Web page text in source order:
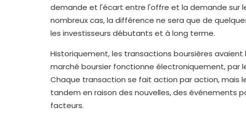
demande et l'écart entre l'offre et la demande sur
nombreux cas, la différence ne sera que de
les investisseurs débutants et à long terme.
Historiquement, les transactions boursières avaient
marché boursier fonctionne électroniquement, par
Chaque transaction se fait action par action, mais
tandem en raison des nouvelles, des événements
facteurs.